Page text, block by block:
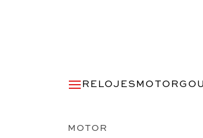
RELOJESMOTOR
MOTOR